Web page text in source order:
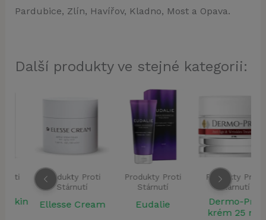
Pardubice, Zlín, Havířov, Kladno, Most a Opava.
Další produkty ve stejné kategorii:
Produkty Proti
Stárnutí
Ellesse Cream
Produkty Proti
Stárnutí
Eudalie
Produkty Proti
Stárnutí
Dermo-Pro
krém 25 ml